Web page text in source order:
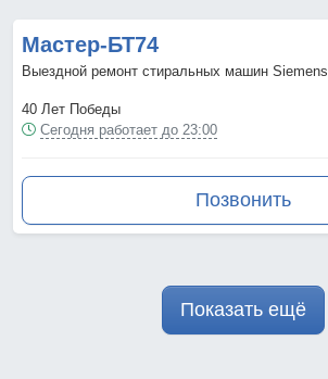
Мастер-БТ74
Выездной ремонт стиральных машин Siemens
40 Лет Победы
Сегодня работает до 23:00
Позвонить
Показать ещё